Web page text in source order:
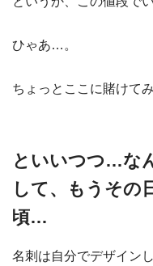
ひゃあ…。
ちょっとここに賭け
といいつつ…な
して、もうその
頃…
名刺は自分でデザイン